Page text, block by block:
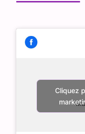
Cliquez